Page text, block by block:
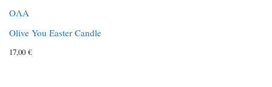
ΟΛΑ
Olive You Easter Candle
17,00 €